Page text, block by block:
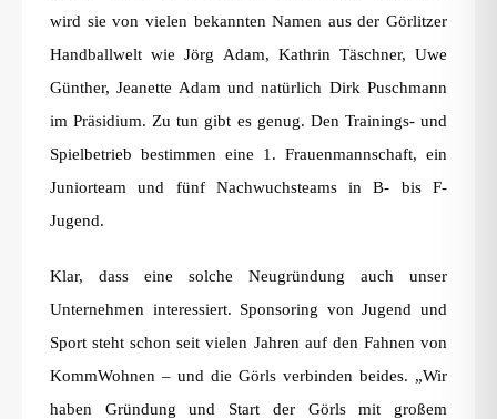
wird sie von vielen bekannten Namen aus der Görlitzer
Handballwelt wie Jörg Adam, Kathrin Täschner, Uwe
Günther, Jeanette Adam und natürlich Dirk Puschmann
im Präsidium. Zu tun gibt es genug. Den Trainings- und
Spielbetrieb bestimmen eine 1. Frauenmannschaft, ein
Juniorteam und fünf Nachwuchsteams in B- bis F-
Jugend.
Klar, dass eine solche Neugründung auch unser
Unternehmen interessiert. Sponsoring von Jugend und
Sport steht schon seit vielen Jahren auf den Fahnen von
KommWohnen – und die Görls verbinden beides. „Wir
haben Gründung und Start der Görls mit großem